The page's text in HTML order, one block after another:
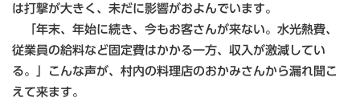
は打撃が大きく、未だに影響がおよんでいます。
「年末、年始に続き、今もお客さんが来ない。水光熱費、
従業員の給料など固定費はかかる一方、収入が激減してい
る。」こんな声が、村内の料理店のおかみさんから漏れ聞こ
えて来ます。